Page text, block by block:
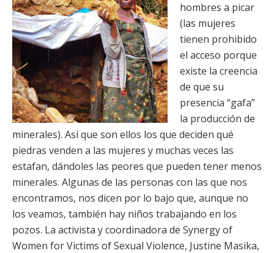
hombres a picar
(las mujeres
tienen prohibido
el acceso porque
existe la creencia
de que su
presencia “gafa”
la producción de
minerales). Así que son ellos los que deciden qué
piedras venden a las mujeres y muchas veces las
estafan, dándoles las peores que pueden tener menos
minerales. Algunas de las personas con las que nos
encontramos, nos dicen por lo bajo que, aunque no
los veamos, también hay niños trabajando en los
pozos. La activista y coordinadora de Synergy of
Women for Victims of Sexual Violence, Justine Masika,